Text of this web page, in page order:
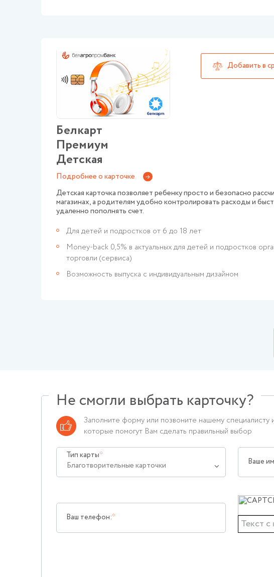
Белкарт
Премиум
Детская
Подробнее о карточке
Детская карточка позволяет ребенку просто и безопасно
магазинах, а родителям удобно контролировать расходы и
удаленно пополнять счет.
Для детей и подростков от 6 до 18 лет
Money-back 0,5% в актуальных для детей и подростков
торговли (сервиса)
Возможность выпуска с индивидуальным дизайном
Не смогли выбрать карточку?
Заполните форму или позвоните нашему специалисту
которые помогут Вам сделать правильный выбор
Тип карты
Благотворительные карточки Ваше
Ваш телефон: